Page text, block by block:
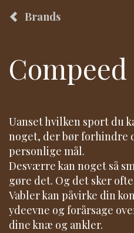
Brands
Compeed
Uanset hvilken sport du
noget, der bør forhindre
personlige mål.
Desværre kan noget så
gøre det. Og det sker
Vabler kan påvirke din
ydeevne og forårsage
dine knæ og ankler.